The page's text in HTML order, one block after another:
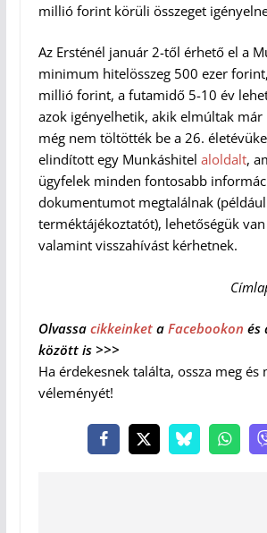
millió forint körüli összeget
Az Ersténél január 2-től érhető el a
minimum hitelösszeg 500 ezer
millió forint, a futamidő 5-10 év
azok igényelhetik, akik elmúltak már
még nem töltötték be a 26.
elindított egy Munkáshitel aloldalt,
ügyfelek minden fontosabb
dokumentumot megtalálnak (például
terméktájékoztatót), lehetőségük
valamint visszahívást kérhetnek.
Olvassa cikkeinketa Facebookon és
között is >>>
Ha érdekesnek találta, ossza meg és
véleményét!